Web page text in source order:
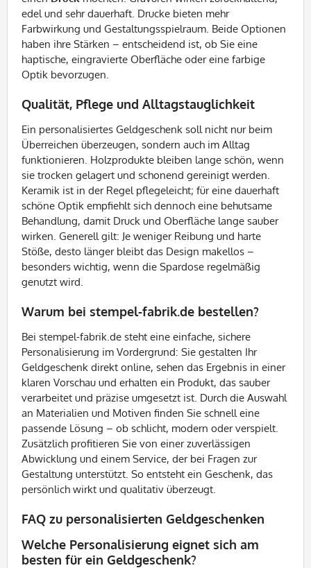
edel und sehr dauerhaft. Drucke bieten mehr
Farbwirkung und Gestaltungsspielraum. Beide Optionen
haben ihre Stärken – entscheidend ist, ob Sie eine
haptische, eingravierte Oberfläche oder eine farbige
Optik bevorzugen.
Qualität, Pflege und Alltagstauglichkeit
Ein personalisiertes Geldgeschenk soll nicht nur beim
Überreichen überzeugen, sondern auch im Alltag
funktionieren. Holzprodukte bleiben lange schön, wenn
sie trocken gelagert und schonend gereinigt werden.
Keramik ist in der Regel pflegeleicht; für eine dauerhaft
schöne Optik empfiehlt sich dennoch eine behutsame
Behandlung, damit Druck und Oberfläche lange sauber
wirken. Generell gilt: Je weniger Reibung und harte
Stöße, desto länger bleibt das Design makellos –
besonders wichtig, wenn die Spardose regelmäßig
genutzt wird.
Warum bei stempel-fabrik.de bestellen?
Bei stempel-fabrik.de steht eine einfache, sichere
Personalisierung im Vordergrund: Sie gestalten Ihr
Geldgeschenk direkt online, sehen das Ergebnis in einer
klaren Vorschau und erhalten ein Produkt, das sauber
verarbeitet und präzise umgesetzt ist. Durch die Auswahl
an Materialien und Motiven finden Sie schnell eine
passende Lösung – ob schlicht, modern oder verspielt.
Zusätzlich profitieren Sie von einer zuverlässigen
Abwicklung und einem Service, der bei Fragen zur
Gestaltung unterstützt. So entsteht ein Geschenk, das
persönlich wirkt und qualitativ überzeugt.
FAQ zu personalisierten Geldgeschenken
Welche Personalisierung eignet sich am
besten für ein Geldgeschenk?